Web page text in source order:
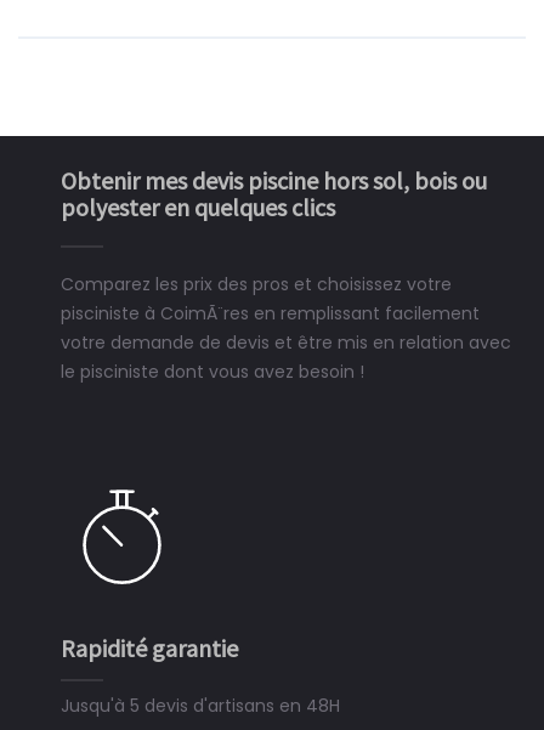
Obtenir mes devis piscine hors sol, bois ou
polyester en quelques clics
Comparez les prix des pros et choisissez votre
pisciniste à CoimÃ¨res en remplissant facilement
votre demande de devis et être mis en relation avec
le pisciniste dont vous avez besoin !
Rapidité garantie
Jusqu'à 5 devis d'artisans en 48H